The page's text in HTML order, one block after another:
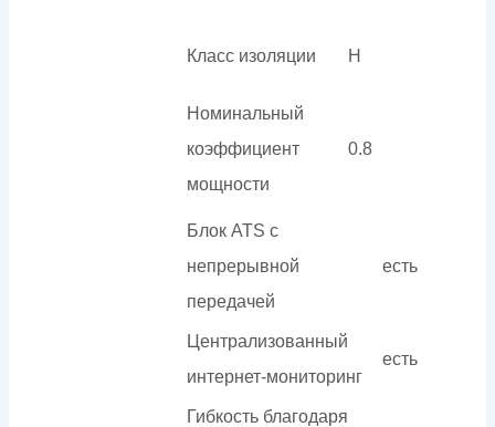
Класс изоляции H
Номинальный
коэффициент
мощности
0.8
Блок ATS с
непрерывной
передачей
есть
Централизованный
интернет-мониторинг
есть
Гибкость благодаря